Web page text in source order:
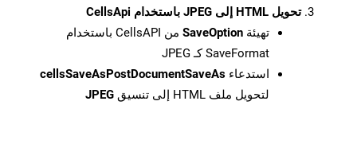
تحويل HTML إلى JPEG باستخدام CellsApi
تهيئة SaveOption
من CellsAPI باستخدام
SaveFormat كـ JPEG
استدعاء cellsSaveAsPostDocumentSaveAs
لتحويل ملف HTML إلى تنسيق
JPEG